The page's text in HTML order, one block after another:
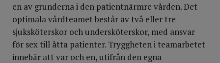
en av grunderna i den patientnärmre vården. Det
optimala vårdteamet består av två eller tre
sjuksköterskor och undersköterskor, med ansvar
för sex till åtta patienter. Tryggheten i teamarbetet
innebär att var och en, utifrån den egna